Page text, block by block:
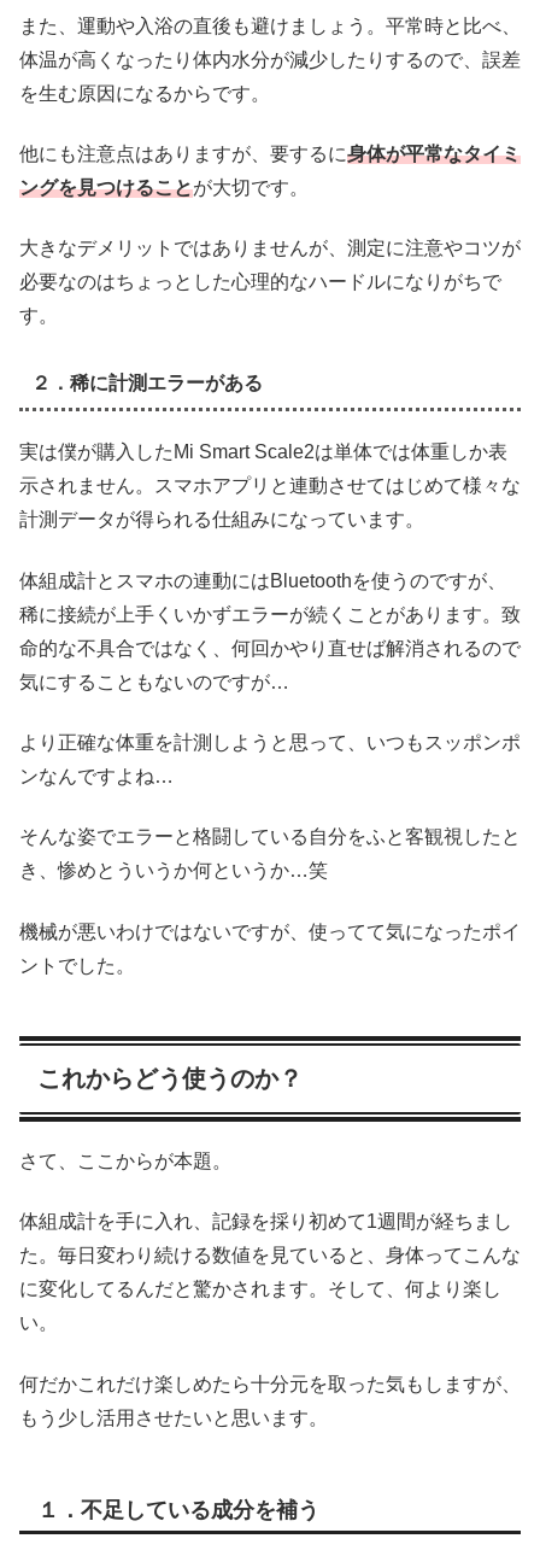
また、運動や入浴の直後も避けましょう。平常時と比べ、
体温が高くなったり体内水分が減少したりするので、誤差
を生む原因になるからです。
他にも注意点はありますが、要するに身体が平常なタイミ
ングを見つけることが大切です。
大きなデメリットではありませんが、測定に注意やコツが
必要なのはちょっとした心理的なハードルになりがちで
す。
２．稀に計測エラーがある
実は僕が購入したMi Smart Scale2は単体では体重しか表
示されません。スマホアプリと連動させてはじめて様々な
計測データが得られる仕組みになっています。
体組成計とスマホの連動にはBluetoothを使うのですが、
稀に接続が上手くいかずエラーが続くことがあります。致
命的な不具合ではなく、何回かやり直せば解消されるので
気にすることもないのですが…
より正確な体重を計測しようと思って、いつもスッポンポ
ンなんですよね…
そんな姿でエラーと格闘している自分をふと客観視したと
き、惨めとういうか何というか…笑
機械が悪いわけではないですが、使ってて気になったポイ
ントでした。
これからどう使うのか？
さて、ここからが本題。
体組成計を手に入れ、記録を採り初めて1週間が経ちまし
た。毎日変わり続ける数値を見ていると、身体ってこんな
に変化してるんだと驚かされます。そして、何より楽し
い。
何だかこれだけ楽しめたら十分元を取った気もしますが、
もう少し活用させたいと思います。
１．不足している成分を補う